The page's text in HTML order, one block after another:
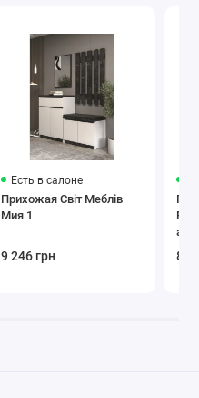
Есть в салоне
Прихожая Світ Меблів
Мия 1
9 246 грн 8